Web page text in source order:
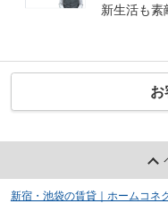
新生活も素
お
新宿・池袋の賃貸｜ホームコネ